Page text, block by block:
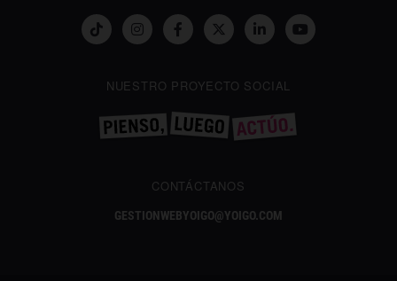
NUESTRO PROYECTO SOCIAL
CONTÁCTANOS
GESTIONWEBYOIGO@YOIGO.COM